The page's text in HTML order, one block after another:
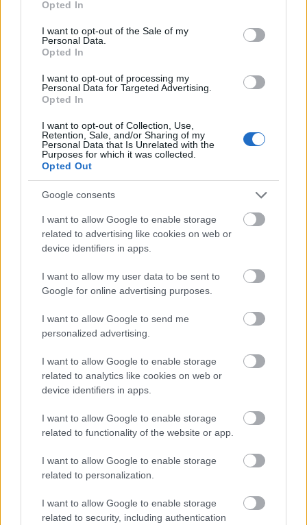
use your data for below specified purposes in below Google
consent section.
Opted In
I want to opt-out of the Sale of my
Personal Data.
Opted In
I want to opt-out of processing my
Personal Data for Targeted Advertising.
Opted In
I want to opt-out of Collection, Use,
Retention, Sale, and/or Sharing of my
Personal Data that Is Unrelated with the
Purposes for which it was collected.
Opted Out
Google consents
I want to allow Google to enable storage
related to advertising like cookies on web or
device identifiers in apps.
I want to allow my user data to be sent to
Google for online advertising purposes.
I want to allow Google to send me
personalized advertising.
I want to allow Google to enable storage
related to analytics like cookies on web or
device identifiers in apps.
I want to allow Google to enable storage
related to functionality of the website or app.
I want to allow Google to enable storage
related to personalization.
I want to allow Google to enable storage
related to security, including authentication
előrenyomuló orosz hadsereg
HÍREK 2 órája
Tetőzik a hőség: ma ismét 40 fok felett lesz
a hőmérséklet, délutántól érkezik az eső
HÍREK 3 órája
NÉPSZERŰ